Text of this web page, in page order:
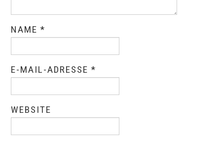
NAME*
E-MAIL-ADRESSE*
WEBSITE